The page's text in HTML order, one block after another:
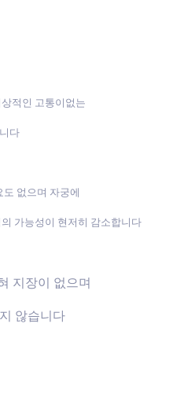
적인 고통이없는
다
없으며 자궁에
가능성이 현저히 감소합니다
지장이 없으며
않습니다